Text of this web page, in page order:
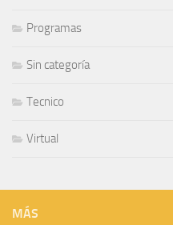
Programas
Sin categoría
Tecnico
Virtual
MÁS